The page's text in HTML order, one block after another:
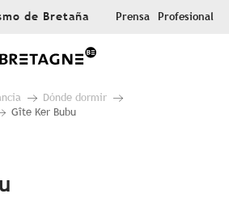
de Bretaña Prensa Profesional
Dónde dormir
Gîte Ker Bubu